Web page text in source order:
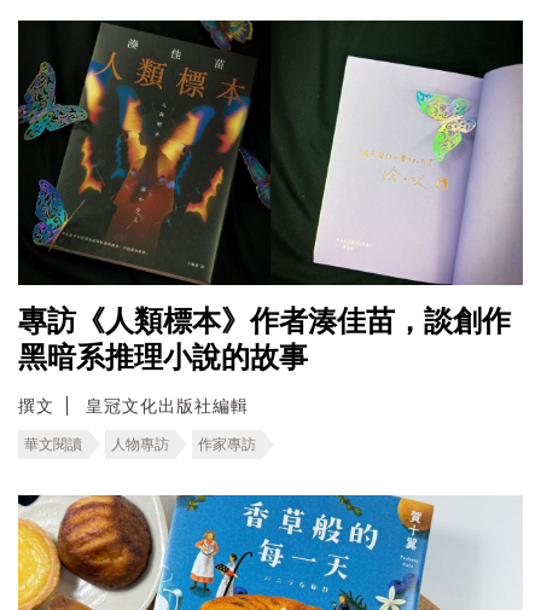
專訪《人類標本》作者湊佳苗，談創作
黑暗系推理小說的故事
撰文 皇冠文化出版社編輯
華文閱讀 人物專訪 作家專訪